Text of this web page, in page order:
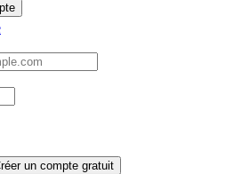
un compte gratuit